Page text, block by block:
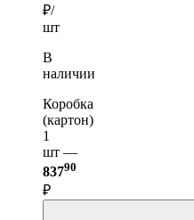
₽/
шт
В
наличии
Коробка
(картон)
1
шт —
83790
₽